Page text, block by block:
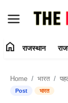
Contact Us
home राजस्थान
Home भारत
Post भारत